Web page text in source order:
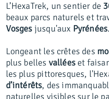
L’HexaTrek, un sentier de
beaux parcs naturels et
Vosges jusqu'aux Pyrénées.
Longeant les crêtes des
plus belles vallées et
les plus pittoresques,
d’intérêts, des
naturelles visibles sur le